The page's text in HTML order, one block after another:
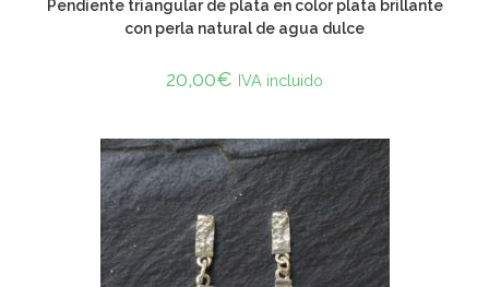
Pendiente triangular de plata en color plata brillante
con perla natural de agua dulce
20,00€ IVA incluido